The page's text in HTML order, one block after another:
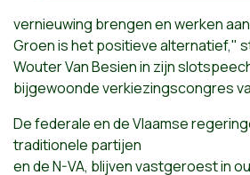
vernieuwing brengen en werken
Groen is het positieve alternatief,"
Wouter Van Besien in zijn
bijgewoonde verkiezingscongres
De federale en de Vlaamse
traditionele partijen
en de N-VA, blijven vastgeroest in